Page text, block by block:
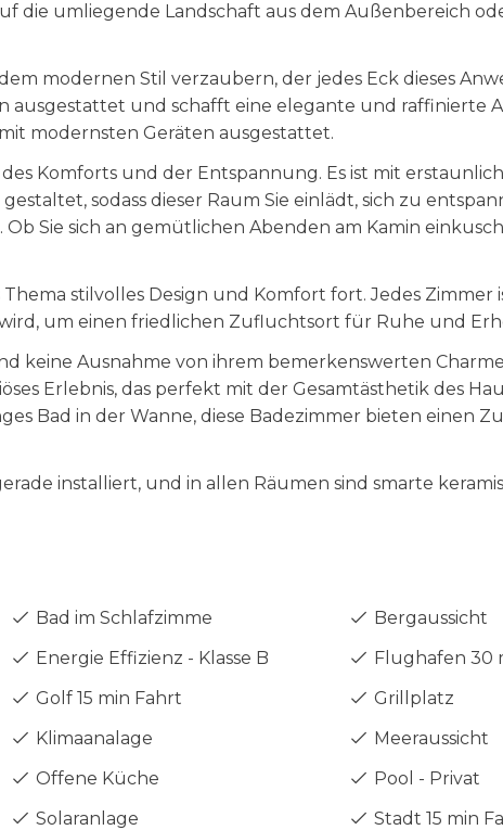
die umliegende Landschaft aus dem Außenbereich
modernen Stil verzaubern, der jedes Eck dieses
ausgestattet und schafft eine elegante und raffinierte
modernsten Geräten ausgestattet.
des Komforts und der Entspannung. Es ist mit
sodass dieser Raum Sie einlädt, sich zu
Sie sich an gemütlichen Abenden am Kamin
stilvolles Design und Komfort fort. Jedes Zimmer
um einen friedlichen Zufluchtsort für Ruhe und
keine Ausnahme von ihrem bemerkenswerten
Erlebnis, das perfekt mit der Gesamtästhetik des
Bad in der Wanne, diese Badezimmer bieten einen
installiert, und in allen Räumen sind smarte
Bad im Schlafzimme
Bergaussicht
Energie Effizienz - Klasse B
Flughafen 30
Golf 15 min Fahrt
Grillplatz
Klimaanalage
Meeraussicht
Offene Küche
Pool - Privat
Solaranlage
Stadt 15 min